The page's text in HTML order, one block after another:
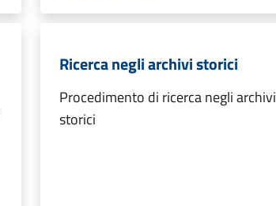
Ricerca negli archivi storici
Procedimento di ricerca negli archivi
storici